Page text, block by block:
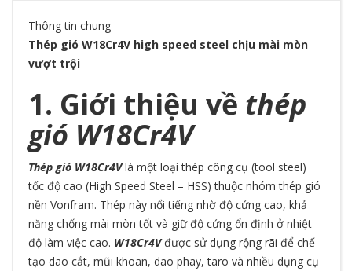
Thông tin chung
Thép gió W18Cr4V high speed steel chịu mài mòn
vượt trội
1. Giới thiệu về thép
gió W18Cr4V
Thép gió W18Cr4Vlà một loại thép công cụ (tool steel)
tốc độ cao (High Speed Steel – HSS) thuộc nhóm thép gió
nền Vonfram. Thép này nổi tiếng nhờ độ cứng cao, khả
năng chống mài mòn tốt và giữ độ cứng ổn định ở nhiệt
độ làm việc cao. W18Cr4Vđược sử dụng rộng rãi để chế
tạo dao cắt, mũi khoan, dao phay, taro và nhiều dụng cụ